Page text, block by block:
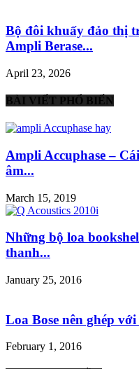
Bộ đôi khuấy đảo thị
Ampli Berase...
April 23, 2026
BÀI VIẾT PHỔ BIẾN
Ampli Accuphase –
âm...
March 15, 2019
Những bộ loa
thanh...
January 25, 2016
Loa Bose nên ghép
February 1, 2016